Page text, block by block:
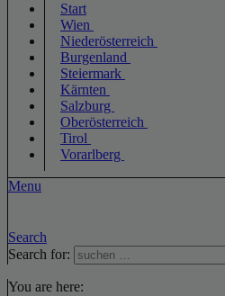
Start
Wien
Niederösterreich
Burgenland
Steiermark
Kärnten
Salzburg
Oberösterreich
Tirol
Vorarlberg
Menu
Search
Search for:
You are here: